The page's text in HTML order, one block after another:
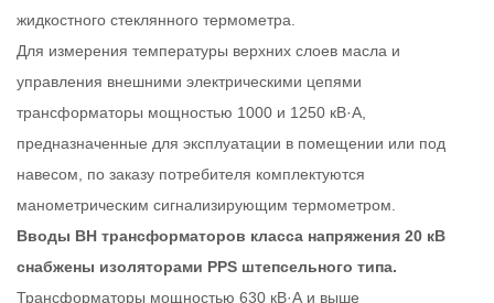
жидкостного стеклянного термометра.
Для измерения температуры верхних слоев масла и
управления внешними электрическими цепями
трансформаторы мощностью 1000 и 1250 кВ·А,
предназначенные для эксплуатации в помещении или под
навесом, по заказу потребителя комплектуются
манометрическим сигнализирующим термометром.
Вводы ВН трансформаторов класса напряжения 20 кВ
снабжены изоляторами PPS штепсельного типа.
Трансформаторы мощностью 630 кВ·А и выше